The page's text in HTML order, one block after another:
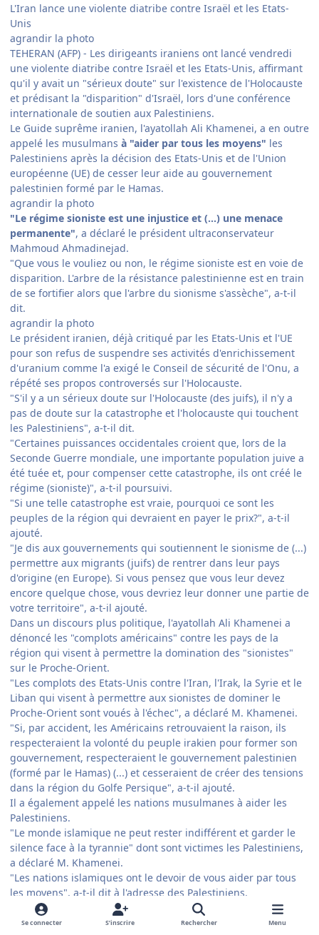
L'Iran lance une violente diatribe contre Israël et les Etats-
Unis
agrandir la photo
TEHERAN (AFP) - Les dirigeants iraniens ont lancé vendredi
une violente diatribe contre Israël et les Etats-Unis, affirmant
qu'il y avait un "sérieux doute" sur l'existence de l'Holocauste
et prédisant la "disparition" d'Israël, lors d'une conférence
internationale de soutien aux Palestiniens.
Le Guide suprême iranien, l'ayatollah Ali Khamenei, a en outre
appelé les musulmans à "aider par tous les moyens" les
Palestiniens après la décision des Etats-Unis et de l'Union
européenne (UE) de cesser leur aide au gouvernement
palestinien formé par le Hamas.
agrandir la photo
"Le régime sioniste est une injustice et (...) une menace
permanente", a déclaré le président ultraconservateur
Mahmoud Ahmadinejad.
"Que vous le vouliez ou non, le régime sioniste est en voie de
disparition. L'arbre de la résistance palestinienne est en train
de se fortifier alors que l'arbre du sionisme s'assèche", a-t-il
dit.
agrandir la photo
Le président iranien, déjà critiqué par les Etats-Unis et l'UE
pour son refus de suspendre ses activités d'enrichissement
d'uranium comme l'a exigé le Conseil de sécurité de l'Onu, a
répété ses propos controversés sur l'Holocauste.
"S'il y a un sérieux doute sur l'Holocauste (des juifs), il n'y a
pas de doute sur la catastrophe et l'holocauste qui touchent
les Palestiniens", a-t-il dit.
"Certaines puissances occidentales croient que, lors de la
Seconde Guerre mondiale, une importante population juive a
été tuée et, pour compenser cette catastrophe, ils ont créé le
régime (sioniste)", a-t-il poursuivi.
"Si une telle catastrophe est vraie, pourquoi ce sont les
peuples de la région qui devraient en payer le prix?", a-t-il
ajouté.
"Je dis aux gouvernements qui soutiennent le sionisme de (...)
permettre aux migrants (juifs) de rentrer dans leur pays
d'origine (en Europe). Si vous pensez que vous leur devez
encore quelque chose, vous devriez leur donner une partie de
votre territoire", a-t-il ajouté.
Dans un discours plus politique, l'ayatollah Ali Khamenei a
dénoncé les "complots américains" contre les pays de la
région qui visent à permettre la domination des "sionistes"
sur le Proche-Orient.
"Les complots des Etats-Unis contre l'Iran, l'Irak, la Syrie et le
Liban qui visent à permettre aux sionistes de dominer le
Proche-Orient sont voués à l'échec", a déclaré M. Khamenei.
"Si, par accident, les Américains retrouvaient la raison, ils
respecteraient la volonté du peuple irakien pour former son
gouvernement, respecteraient le gouvernement palestinien
(formé par le Hamas) (...) et cesseraient de créer des tensions
dans la région du Golfe Persique", a-t-il ajouté.
Il a également appelé les nations musulmanes à aider les
Palestiniens.
"Le monde islamique ne peut rester indifférent et garder le
silence face à la tyrannie" dont sont victimes les Palestiniens,
a déclaré M. Khamenei.
"Les nations islamiques ont le devoir de vous aider par tous
les moyens", a-t-il dit à l'adresse des Palestiniens.
Les Etats-Unis et l'UE ont décidé de cesser leur aide
économique au gouvernement palestinien après la formation
Se connecter S’inscrire Rechercher Menu